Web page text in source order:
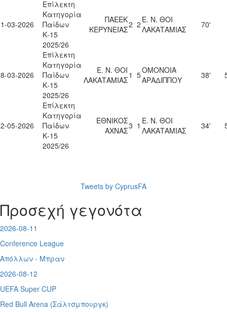
03-2026
Επίλεκτη
Κατηγορία
Παίδων
Κ-15
2025/26
ΠΑΕΕΚ
ΚΕΡΥΝΕΙΑΣ2 2 Ε. Ν. ΘΟΙ
ΛΑΚΑΤΑΜΙΑΣ
70'
03-2026
Επίλεκτη
Κατηγορία
Παίδων
Κ-15
2025/26
Ε. Ν. ΘΟΙ
ΛΑΚΑΤΑΜΙΑΣ1 5ΟΜΟΝΟΙΑ
ΑΡΑΔΙΠΠΟΥ
38'
05-2026
Επίλεκτη
Κατηγορία
Παίδων
Κ-15
2025/26
ΕΘΝΙΚΟΣ
ΑΧΝΑΣ3 1 Ε. Ν. ΘΟΙ
ΛΑΚΑΤΑΜΙΑΣ
34'
Tweets by CyprusFA
Προσεχή γεγονότα
2026-08-11
Conference League
Απόλλων - Μπραν
2026-08-12
UEFA Super CUP
Red Bull Arena (Σάλτσμπουργκ)